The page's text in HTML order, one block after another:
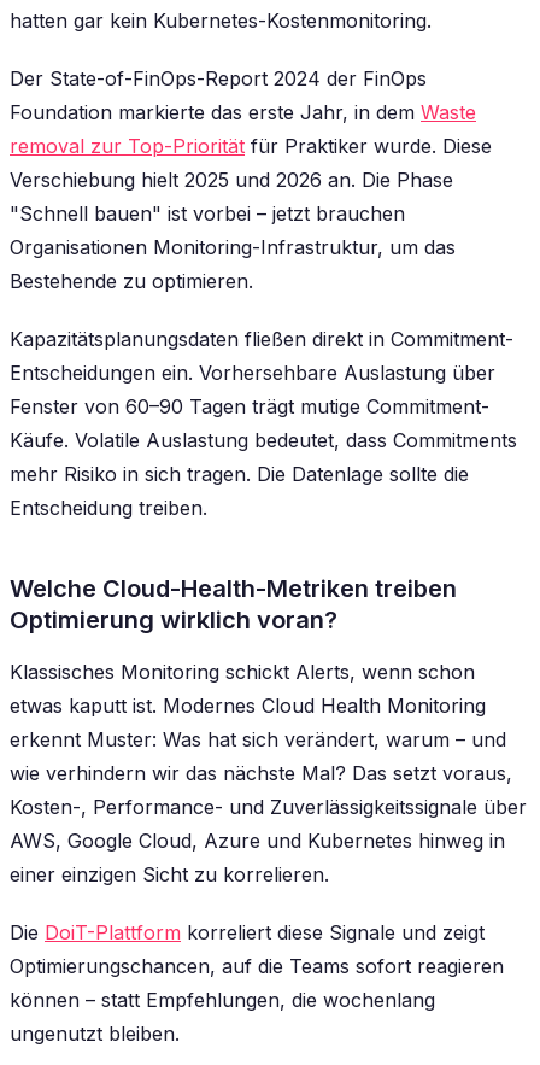
hatten gar kein Kubernetes-Kostenmonitoring.
Der State-of-FinOps-Report 2024 der FinOps
Foundation markierte das erste Jahr, in dem Waste
removal zur Top-Priorität für Praktiker wurde. Diese
Verschiebung hielt 2025 und 2026 an. Die Phase
"Schnell bauen" ist vorbei – jetzt brauchen
Organisationen Monitoring-Infrastruktur, um das
Bestehende zu optimieren.
Kapazitätsplanungsdaten fließen direkt in Commitment-
Entscheidungen ein. Vorhersehbare Auslastung über
Fenster von 60–90 Tagen trägt mutige Commitment-
Käufe. Volatile Auslastung bedeutet, dass Commitments
mehr Risiko in sich tragen. Die Datenlage sollte die
Entscheidung treiben.
Welche Cloud-Health-Metriken treiben
Optimierung wirklich voran?
Klassisches Monitoring schickt Alerts, wenn schon
etwas kaputt ist. Modernes Cloud Health Monitoring
erkennt Muster: Was hat sich verändert, warum – und
wie verhindern wir das nächste Mal? Das setzt voraus,
Kosten-, Performance- und Zuverlässigkeitssignale über
AWS, Google Cloud, Azure und Kubernetes hinweg in
einer einzigen Sicht zu korrelieren.
Die DoiT-Plattform korreliert diese Signale und zeigt
Optimierungschancen, auf die Teams sofort reagieren
können – statt Empfehlungen, die wochenlang
ungenutzt bleiben.